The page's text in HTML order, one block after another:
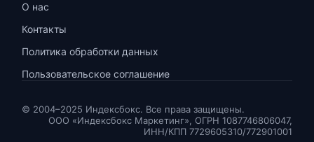
О нас
Контакты
Политика обработки данных
Пользовательское соглашение
© 2004–2025 Индексбокс. Все права защищены.
ООО «Индексбокс Маркетинг», ОГРН 1087746806047,
ИНН/КПП 7729605310/772901001